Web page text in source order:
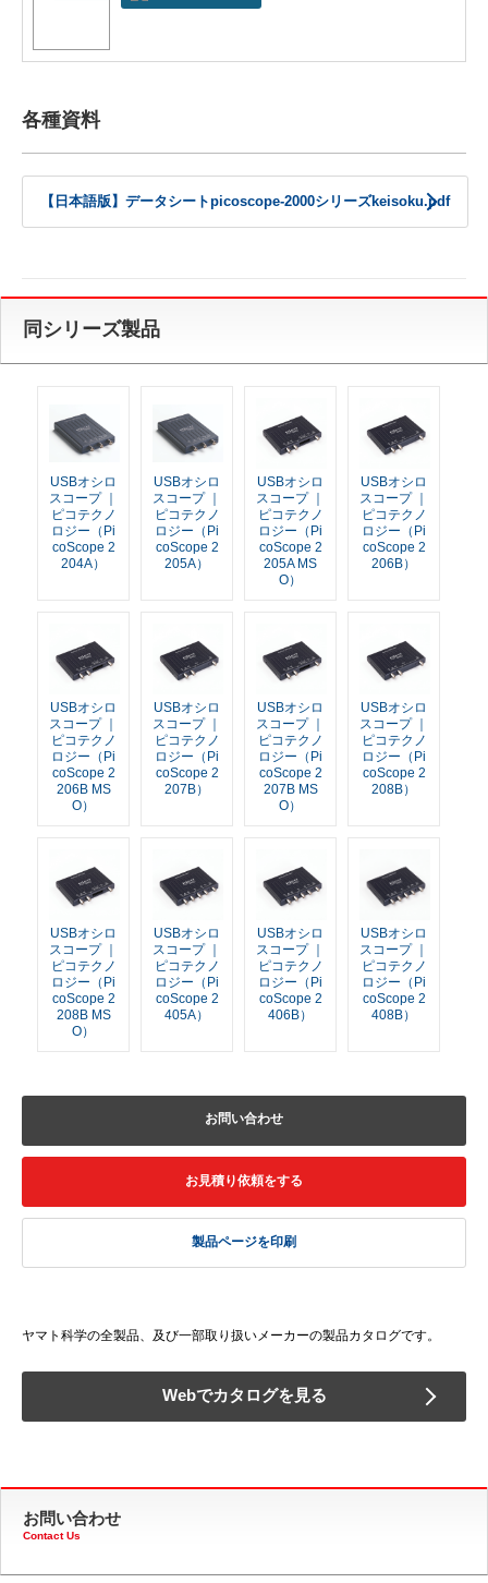
各種資料
【日本語版】データシートpicoscope-2000シリーズkeisoku.pdf
同シリーズ製品
USBオシロ
スコープ ｜
ピコテクノ
ロジー（Pi
coScope 2
204A）
USBオシロ
スコープ ｜
ピコテクノ
ロジー（Pi
coScope 2
205A）
USBオシロ
スコープ ｜
ピコテクノ
ロジー（Pi
coScope 2
205A MS
O）
USBオシロ
スコープ ｜
ピコテクノ
ロジー（Pi
coScope 2
206B）
USBオシロ
スコープ ｜
ピコテクノ
ロジー（Pi
coScope 2
206B MS
O）
USBオシロ
スコープ ｜
ピコテクノ
ロジー（Pi
coScope 2
207B）
USBオシロ
スコープ ｜
ピコテクノ
ロジー（Pi
coScope 2
207B MS
O）
USBオシロ
スコープ ｜
ピコテクノ
ロジー（Pi
coScope 2
208B）
USBオシロ
スコープ ｜
ピコテクノ
ロジー（Pi
coScope 2
208B MS
O）
USBオシロ
スコープ ｜
ピコテクノ
ロジー（Pi
coScope 2
405A）
USBオシロ
スコープ ｜
ピコテクノ
ロジー（Pi
coScope 2
406B）
USBオシロ
スコープ ｜
ピコテクノ
ロジー（Pi
coScope 2
408B）
お問い合わせ
お見積り依頼をする
製品ページを印刷
ヤマト科学の全製品、及び一部取り扱いメーカーの製品カタログです。
Webでカタログを見る
お問い合わせ
Contact Us